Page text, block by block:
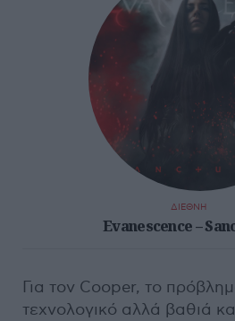
ΔΙΕΘΝΗ
Evanescence –
Για τον Cooper, το
τεχνολογικό αλλά βαθιά